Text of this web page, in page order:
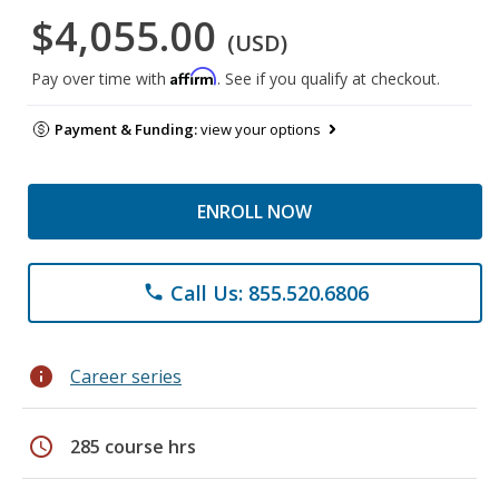
$4,055.00 (USD)
Pay over time with Affirm. See if you qualify at checkout.
Payment & Funding:view your options
ENROLL NOW
phone Call Us: 855.520.6806
info Career series
schedule 285 course hrs